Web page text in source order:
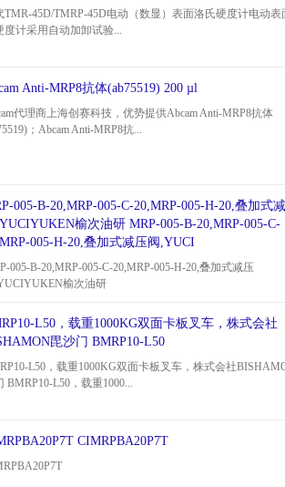
TMR-45D/TMRP-45D电动（数显）表面洛氏硬度计电动表
度计采用自动加卸试验...
Anti-MRP8抗体(ab75519) 200 µl
代理商上海创赛科技，优势提供Abcam Anti-MRP8抗体
；Abcam Anti-MRP8抗...
005-B-20,MRP-005-C-20,MRP-005-H-20,叠加式
榆次油研 MRP-005-B-20,MRP-005-C-
005-H-20,叠加式减压阀,YUCI
005-B-20,MRP-005-C-20,MRP-005-H-20,叠加式减压
榆次油研
L50，载重1000KG双面卡板叉车，株式会社
毘沙门 BMRP10-L50
L50，载重1000KG双面卡板叉车，株式会社
BMRP10-L50，载重1000...
CIMRPBA20P7T